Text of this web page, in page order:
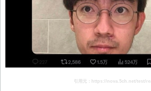
引用元：https://nova.5ch.net/test/